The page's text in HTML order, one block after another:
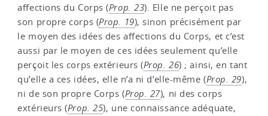
affections du Corps (Prop. 23). Elle ne perçoit pas
son propre corps (Prop. 19), sinon précisément par
le moyen des idées des affections du Corps, et c’est
aussi par le moyen de ces idées seulement qu’elle
perçoit les corps extérieurs (Prop. 26) ; ainsi, en tant
qu’elle a ces idées, elle n’a ni d’elle-même (Prop. 29),
ni de son propre Corps (Prop. 27), ni des corps
extérieurs (Prop. 25), une connaissance adéquate,